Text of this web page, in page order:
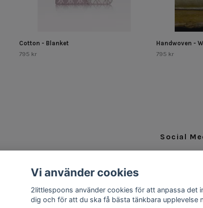
Cotton - Blanket
795 kr
Handwoven -
795 kr
Social
Vi använder cookies
2littlespoons använder cookies för att anpassa det
dig och för att du ska få bästa tänkbara upplevelse